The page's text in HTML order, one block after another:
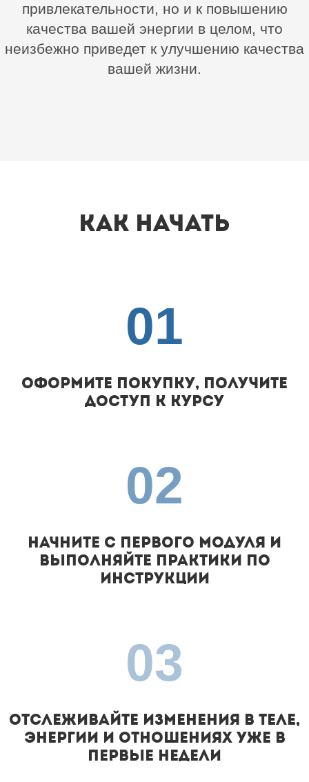
привлекательности, но и к повышению
качества вашей энергии в целом, что
неизбежно приведет к улучшению качества
вашей жизни.
Как начать
01
Оформите покупку, получите
доступ к курсу
02
Начните с первого модуля и
выполняйте практики по
инструкции
03
Отслеживайте изменения в теле,
энергии и отношениях уже в
первые недели